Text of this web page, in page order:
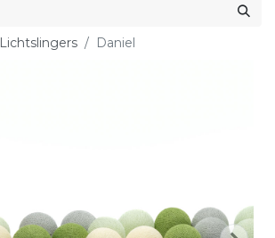
Lichtslingers Daniel